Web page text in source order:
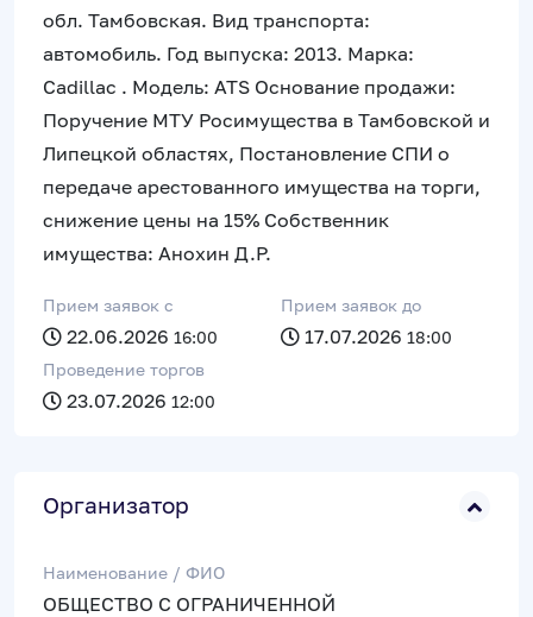
обл. Тамбовская. Вид транспорта:
автомобиль. Год выпуска: 2013. Марка:
Cadillac . Модель: ATS Основание продажи:
Поручение МТУ Росимущества в Тамбовской и
Липецкой областях, Постановление СПИ о
передаче арестованного имущества на торги,
снижение цены на 15% Собственник
имущества: Анохин Д.Р.
Прием заявок c
22.06.2026 16:00
Прием заявок до
17.07.2026 18:00
Проведение торгов
23.07.2026 12:00
Организатор
Наименование / ФИО
ОБЩЕСТВО С ОГРАНИЧЕННОЙ